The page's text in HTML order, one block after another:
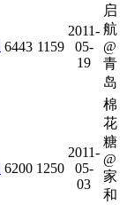
6443 1159
2011-
05-
19
启
航
@
青
岛
6200 1250
2011-
05-
03
棉
花
糖
@
家
和